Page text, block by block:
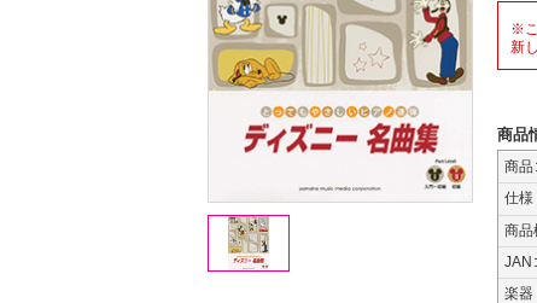
※こ
新
商品
商品
仕様
商品
JAN
楽器